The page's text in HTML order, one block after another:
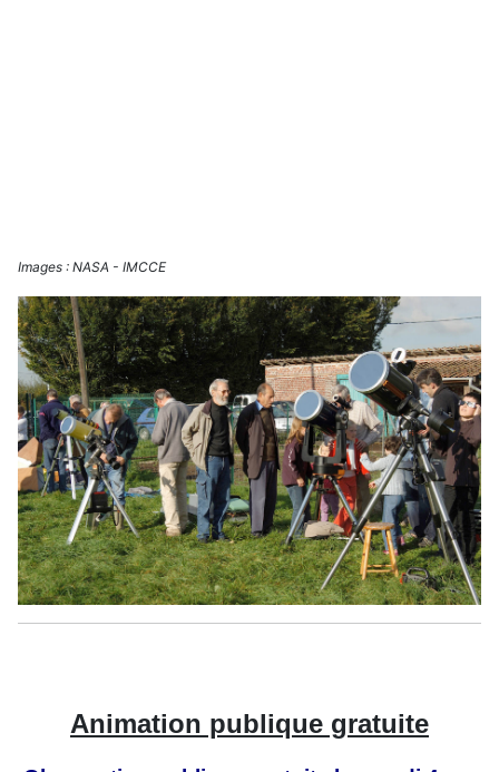
Images : NASA - IMCCE
Animation publique gratuite